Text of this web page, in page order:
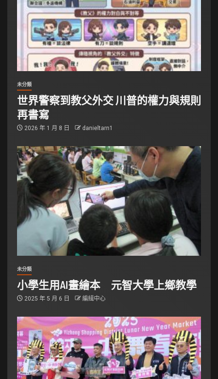
未分類
世界警察到教父外交 川普的權力與規則
再書寫
2026 年 1 月 8 日 danieltarn1
未分類
小學生用AI畫繪本 元智大學上鄉教學
2025 年 5 月 6 日 編緝中心